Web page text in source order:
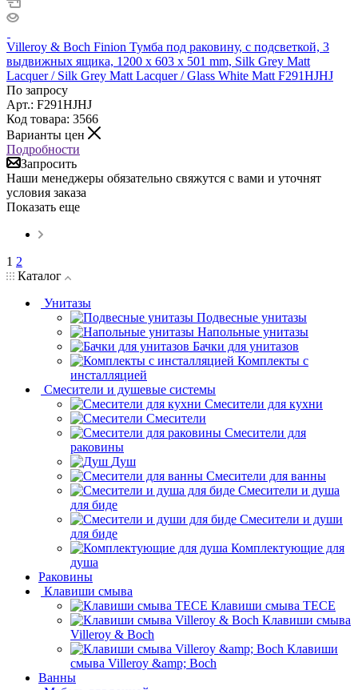
Villeroy & Boch Finion Тумба под раковину, с подсветкой, 3
выдвижных ящика, 1200 x 603 x 501 mm, Silk Grey Matt
Lacquer / Silk Grey Matt Lacquer / Glass White Matt F291HJHJ
По запросу
Арт.: F291HJHJ
Код товара: 3566
Варианты цен
Подробности
Запросить
Наши менеджеры обязательно свяжутся с вами и уточнят
условия заказа
Показать еще
1 2
Каталог
Унитазы
Подвесные унитазы
Напольные унитазы
Бачки для унитазов
Комплекты с
инсталляцией
Смесители и душевые системы
Смесители для кухни
Смесители
Смесители для
раковины
Душ
Смесители для ванны
Смесители и душа
для биде
Смесители и души
для биде
Комплектующие для
душа
Раковины
Клавиши смыва
Клавиши смыва TECE
Клавиши смыва
Villeroy & Boch
Клавиши
смыва Villeroy &amp; Boch
Ванны